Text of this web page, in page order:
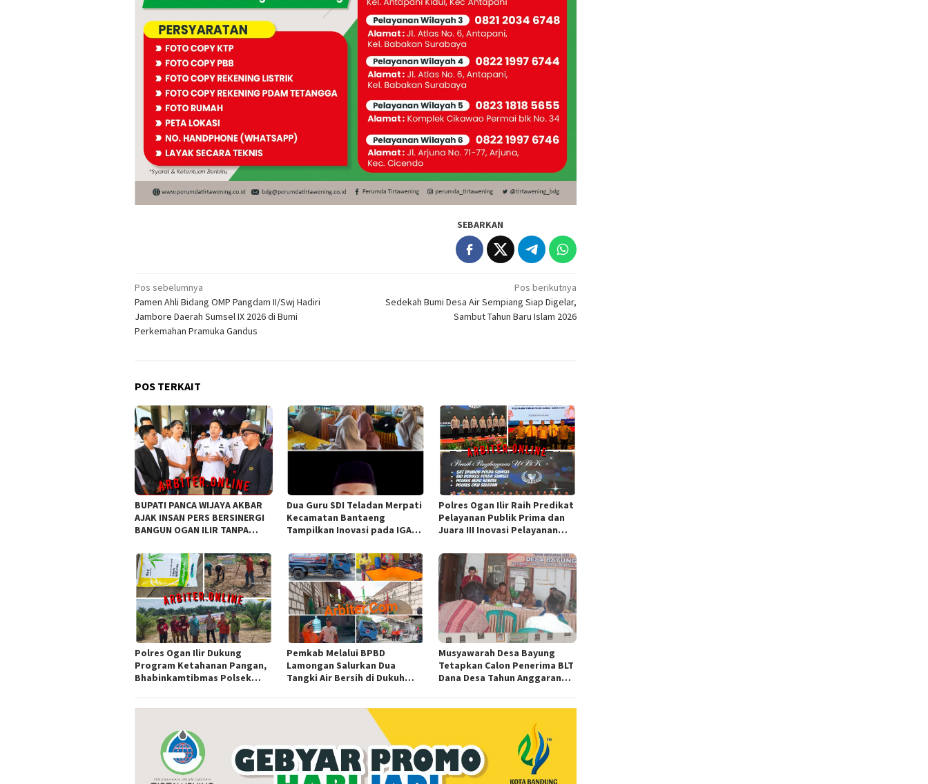
SEBARKAN
Navigasi
pos
Pos sebelumnya
Pamen Ahli Bidang OMP Pangdam II/Swj Hadiri
Jambore Daerah Sumsel IX 2026 di Bumi
Perkemahan Pramuka Gandus
Pos berikutnya
Sedekah Bumi Desa Air Sempiang Siap Digelar,
Sambut Tahun Baru Islam 2026
POS TERKAIT
BUPATI PANCA WIJAYA AKBAR
AJAK INSAN PERS BERSINERGI
BANGUN OGAN ILIR TANPA
Dua Guru SDI Teladan Merpati
Kecamatan Bantaeng
Tampilkan Inovasi pada IGA
Sulawesi
Polres Ogan Ilir Raih Predikat
Pelayanan Publik Prima dan
Juara III Inovasi Pelayanan
Polres Ogan Ilir Dukung
Program Ketahanan Pangan,
Bhabinkamtibmas Polsek
Jagung Pipil di Desa Sungai
Pemkab Melalui BPBD
Lamongan Salurkan Dua
Tangki Air Bersih di Dukuh
Musyawarah Desa Bayung
Tetapkan Calon Penerima BLT
Dana Desa Tahun Anggaran